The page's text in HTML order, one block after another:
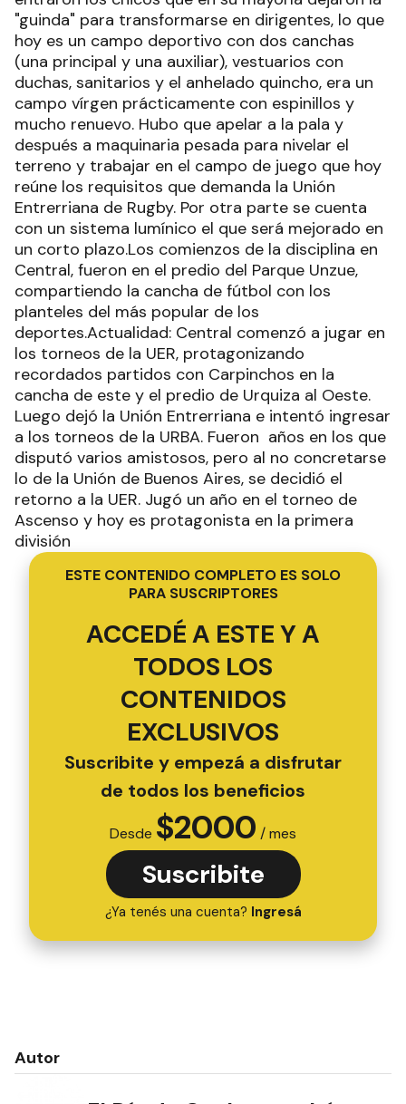
"guinda" para transformarse en dirigentes, lo que
hoy es un campo deportivo con dos canchas
(una principal y una auxiliar), vestuarios con
duchas, sanitarios y el anhelado quincho, era un
campo vírgen prácticamente con espinillos y
mucho renuevo. Hubo que apelar a la pala y
después a maquinaria pesada para nivelar el
terreno y trabajar en el campo de juego que hoy
reúne los requisitos que demanda la Unión
Entrerriana de Rugby. Por otra parte se cuenta
con un sistema lumínico el que será mejorado en
un corto plazo.Los comienzos de la disciplina en
Central, fueron en el predio del Parque Unzue,
compartiendo la cancha de fútbol con los
planteles del más popular de los
deportes.Actualidad: Central comenzó a jugar en
los torneos de la UER, protagonizando
recordados partidos con Carpinchos en la
cancha de este y el predio de Urquiza al Oeste.
Luego dejó la Unión Entrerriana e intentó ingresar
a los torneos de la URBA. Fueron años en los que
disputó varios amistosos, pero al no concretarse
lo de la Unión de Buenos Aires, se decidió el
retorno a la UER. Jugó un año en el torneo de
Ascenso y hoy es protagonista en la primera
división
ESTE CONTENIDO COMPLETO ES SOLO
PARA SUSCRIPTORES
ACCEDÉ A ESTE Y A
TODOS LOS
CONTENIDOS
EXCLUSIVOS
Suscribite y empezá a disfrutar
de todos los beneficios
Desde $2000 / mes
Suscribite
¿Ya tenés una cuenta? Ingresá
Autor